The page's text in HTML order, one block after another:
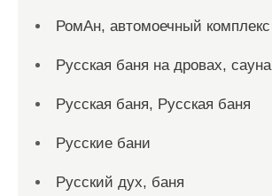
РомАн, автомоечный комплекс
Русская баня на дровах, сауна
Русская баня, Русская баня
Русские бани
Русский дух, баня